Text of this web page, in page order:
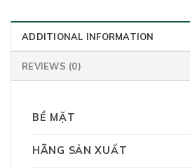
ADDITIONAL INFORMATION
REVIEWS (0)
BỀ MẶT
HÃNG SẢN XUẤT